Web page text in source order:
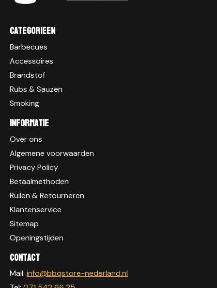
Categorieen
Barbecues
Accessoires
Brandstof
Rubs & Sauzen
Smoking
Informatie
Over ons
Algemene voorwaarden
Privacy Policy
Betaalmethoden
Ruilen & Retourneren
Klantenservice
Sitemap
Openingstijden
Contact
Mail: info@bbqstore-nederland.nl